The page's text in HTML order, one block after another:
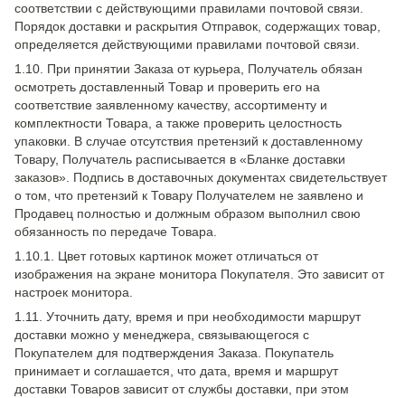
соответствии с действующими правилами почтовой связи.
Порядок доставки и раскрытия Отправок, содержащих товар,
определяется действующими правилами почтовой связи.
1.10. При принятии Заказа от курьера, Получатель обязан
осмотреть доставленный Товар и проверить его на
соответствие заявленному качеству, ассортименту и
комплектности Товара, а также проверить целостность
упаковки. В случае отсутствия претензий к доставленному
Товару, Получатель расписывается в «Бланке доставки
заказов». Подпись в доставочных документах свидетельствует
о том, что претензий к Товару Получателем не заявлено и
Продавец полностью и должным образом выполнил свою
обязанность по передаче Товара.
1.10.1. Цвет готовых картинок может отличаться от
изображения на экране монитора Покупателя. Это зависит от
настроек монитора.
1.11. Уточнить дату, время и при необходимости маршрут
доставки можно у менеджера, связывающегося с
Покупателем для подтверждения Заказа. Покупатель
принимает и соглашается, что дата, время и маршрут
доставки Товаров зависит от службы доставки, при этом